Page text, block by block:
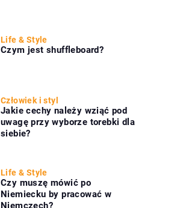
Life & Style
Czym jest shuffleboard?
Człowiek i styl
Jakie cechy należy wziąć pod
uwagę przy wyborze torebki dla
siebie?
Life & Style
Czy muszę mówić po
Niemiecku by pracować w
Niemczech?